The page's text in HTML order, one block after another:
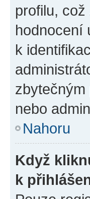
profilu,
hodnocení
k
nebo
Nahoru
Když
k